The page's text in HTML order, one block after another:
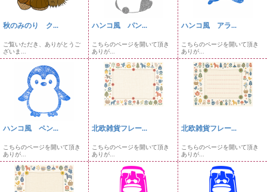
秋のみのり ク...
ご覧いただき、ありがとうご
ざいま...
ハンコ風 パン...
こちらのページを開いて頂き
ありが...
ハンコ風 アラ...
こちらのページを開いて頂き
ありが...
ハンコ風 ペン...
こちらのページを開いて頂き
ありが...
北欧雑貨フレー...
こちらのページを開いて頂き
ありが...
北欧雑貨フレー...
こちらのページを開いて頂き
ありが...